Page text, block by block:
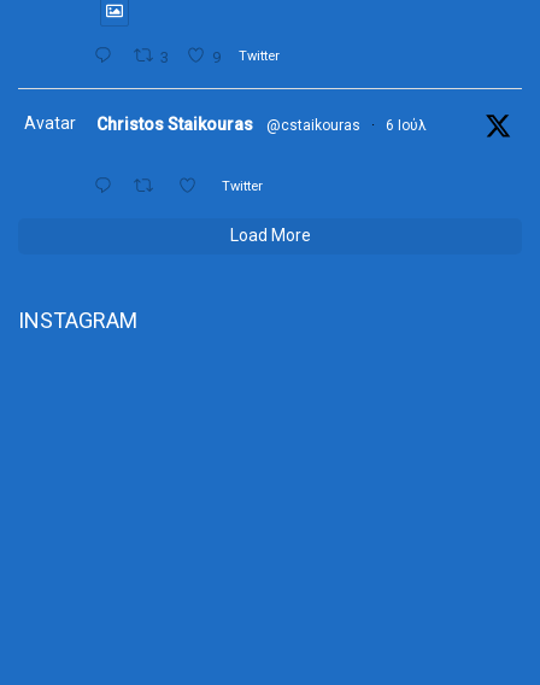
3 9 Twitter
Avatar Christos Staikouras @cstaikouras · 6 Ιούλ
Twitter
Load More
INSTAGRAM